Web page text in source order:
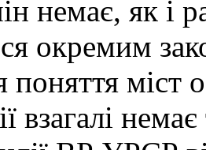
немає, як і
окремим
поняття
взагалі